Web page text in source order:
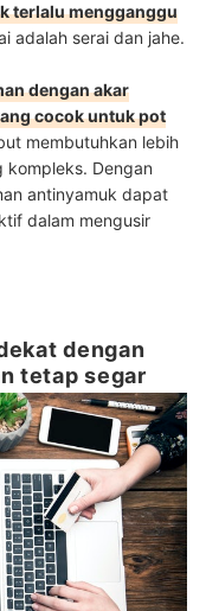
terlalu mengganggu
adalah serai dan jahe.
dengan akar
cocok untuk pot
membutuhkan lebih
kompleks. Dengan
antinyamuk dapat
dalam mengusir
dengan
tetap segar